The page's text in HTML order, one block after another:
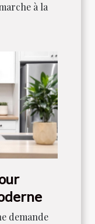
à la
demande